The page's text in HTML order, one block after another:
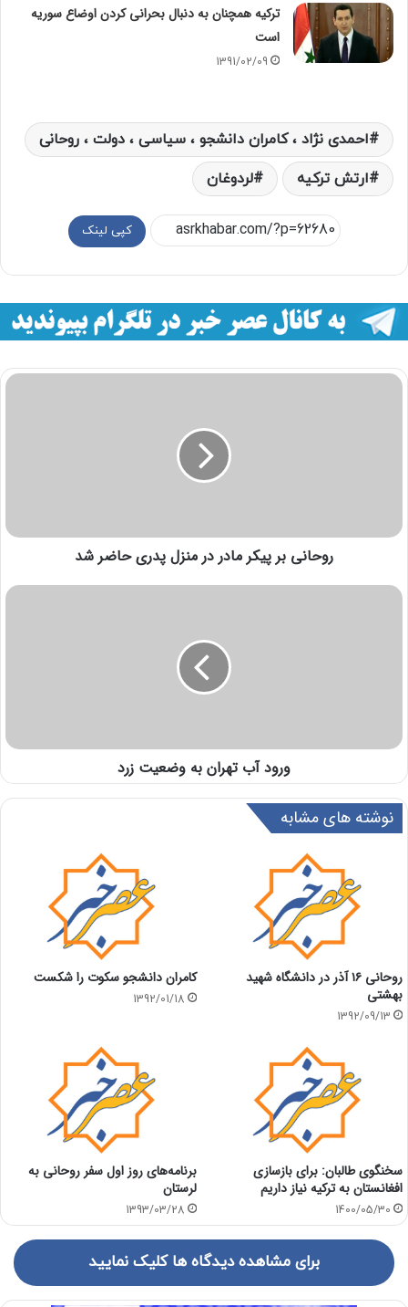
ترکیه همچنان به دنبال بحرانی‌ کردن اوضاع سوریه
است
1391/02/09
احمدی نژاد ، کامران دانشجو ، سیاسی ، دولت ، روحانی
ارتش ترکیه
لردوغان
کپی لینک
روحانی بر پیکر مادر در منزل پدری حاضر شد
ورود آب تهران به وضعیت زرد
نوشته های مشابه
روحانی ۱۶ آذر در دانشگاه شهید
بهشتی
1392/09/13
کامران دانشجو سکوت را شکست
1392/01/18
سخنگوی طالبان: برای بازسازی
افغانستان به ترکیه نیاز داریم
1400/05/30
برنامه‌های روز اول سفر روحانی به
لرستان
1393/03/28
برای مشاهده دیدگاه ها کلیک نمایید